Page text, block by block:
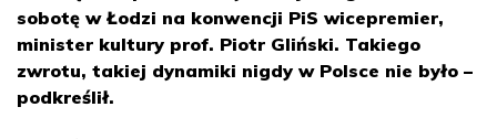
sobotę w Łodzi na konwencji PiS wicepremier,
minister kultury prof. Piotr Gliński. Takiego
zwrotu, takiej dynamiki nigdy w Polsce nie było –
podkreślił.